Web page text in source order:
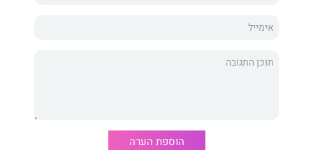
אנחנו ובעיקר – מה אנחנו באמת רוצים.
חדוות האנוכיותמאת המאמנת והמרצה
הוספת הערה